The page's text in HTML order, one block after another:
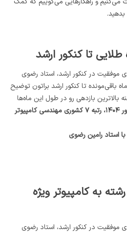
موفقیت در کنکور ارشد، استاد رضوی
همراه با علی کریمی، از مسیر ۵ ماه باقی‌مونده تا کنکور ارشد براتون توضیح
بازدهی رو در طول این ماه‌ها
علی کریمی در کنکور ۱۴۰۴، رتبه ۷ کشوری مهندسی کامپیوتر
تغییر رشته به کامپیوتر ویژه
موفقیت در کنکور ارشد، استاد رضوی